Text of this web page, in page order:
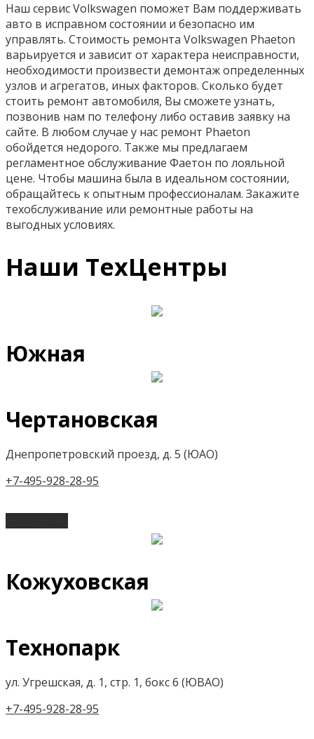
Наш сервис Volkswagen поможет Вам поддерживать
авто в исправном состоянии и безопасно им
управлять. Стоимость ремонта Volkswagen Phaeton
варьируется и зависит от характера неисправности,
необходимости произвести демонтаж определенных
узлов и агрегатов, иных факторов. Сколько будет
стоить ремонт автомобиля, Вы сможете узнать,
позвонив нам по телефону либо оставив заявку на
сайте. В любом случае у нас ремонт Phaeton
обойдется недорого. Также мы предлагаем
регламентное обслуживание Фаетон по лояльной
цене. Чтобы машина была в идеальном состоянии,
обращайтесь к опытным профессионалам. Закажите
техобслуживание или ремонтные работы на
выгодных условиях.
Наши ТехЦентры
Южная
Чертановская
Днепропетровский проезд, д. 5 (ЮАО)
+7-495-928-28-95
Кожуховская
Технопарк
ул. Угрешская, д. 1, стр. 1, бокс 6 (ЮВАО)
+7-495-928-28-95